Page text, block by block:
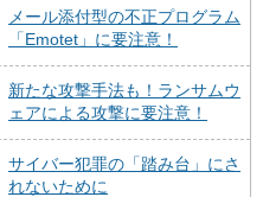
メール添付型の不正プログラム
「Emotet」に要注意！
新たな攻撃手法も！ランサムウ
ェアによる攻撃に要注意！
サイバー犯罪の「踏み台」にさ
れないために